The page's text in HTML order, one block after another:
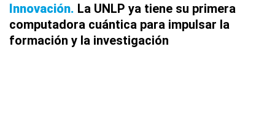
Innovación La UNLP ya tiene su primera
computadora cuántica para impulsar la
formación y la investigación